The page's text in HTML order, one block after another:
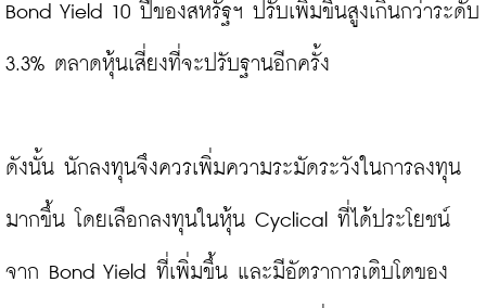
Bond Yield 10 ปีของสหรัฐฯ ปรับเพิ่มขึ้นสูงเกินกว่าระดับ
3.3% ตลาดหุ้นเสี่ยงที่จะปรับฐานอีกครั้ง
ดังนั้น นักลงทุนจึงควรเพิ่มความระมัดระวังในการลงทุน
มากขึ้น โดยเลือกลงทุนในหุ้น Cyclical ที่ได้ประโยชน์
จาก Bond Yield ที่เพิ่มขึ้น และมีอัตราการเติบโตของ